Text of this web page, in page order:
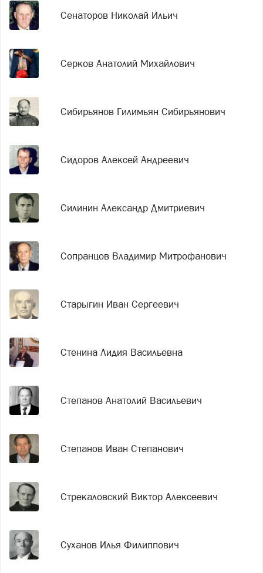
Сенаторов Николай Ильич
Серков Анатолий Михайлович
Сибирьянов Гилимьян Сибирьянович
Сидоров Алексей Андреевич
Силинин Александр Дмитриевич
Сопранцов Владимир Митрофанович
Старыгин Иван Сергеевич
Стенина Лидия Васильевна
Степанов Анатолий Васильевич
Степанов Иван Степанович
Стрекаловский Виктор Алексеевич
Суханов Илья Филиппович